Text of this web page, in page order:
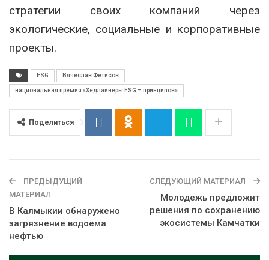
стратегии своих компаний через
экологические, социальные и корпоративные
проекты.
ESG Вячеслав Фетисов
национальная премия «Хедлайнеры ESG – принципов»
Поделиться
ПРЕДЫДУЩИЙ
МАТЕРИАЛ
В Калмыкии обнаружено
загрязнение водоема
нефтью
СЛЕДУЮЩИЙ МАТЕРИАЛ
Молодежь предложит
решения по сохранению
экосистемы Камчатки